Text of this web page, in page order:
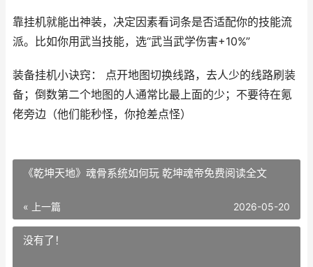
靠挂机就能出神装，决定因素看词条是否适配你的技能流
派。比如你用武当技能，选“武当武学伤害+10%”
装备挂机小诀窍： 点开地图切换线路，去人少的线路刷装
备；倒数第二个地图的人通常比最上面的少；不要待在氪
佬旁边（他们能秒怪，你抢差点怪）
《乾坤天地》魂骨系统如何玩 乾坤魂帝免费阅读全文
« 上一篇 2026-05-20
没有了！